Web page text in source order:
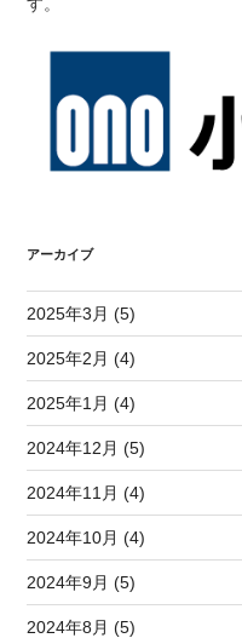
す。
アーカイブ
2025年3月 (5)
2025年2月 (4)
2025年1月 (4)
2024年12月 (5)
2024年11月 (4)
2024年10月 (4)
2024年9月 (5)
2024年8月 (5)